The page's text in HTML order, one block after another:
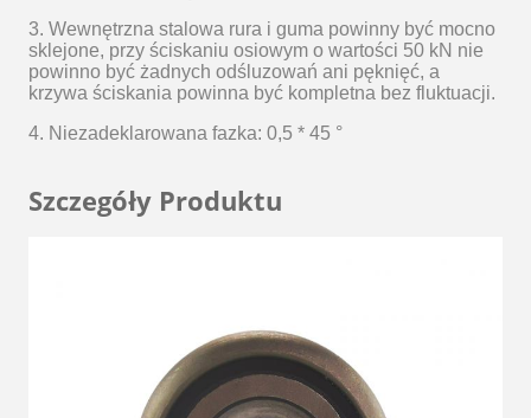
3. Wewnętrzna stalowa rura i guma powinny być mocno
sklejone, przy ściskaniu osiowym o wartości 50 kN nie
powinno być żadnych odśluzowań ani pęknięć, a
krzywa ściskania powinna być kompletna bez fluktuacji.
4. Niezadeklarowana fazka: 0,5 * 45 °
Szczegóły Produktu